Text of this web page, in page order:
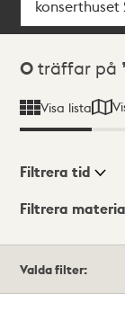
Sökresultat
0 träffar på
Visa lista
Visningsläge
Filtrera tid
Filtrera
träffar
Valda filter: